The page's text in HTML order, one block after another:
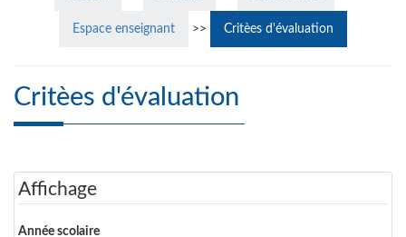
Espace enseignant >> Critèes d'évaluation
Critèes d'évaluation
Affichage
Année scolaire